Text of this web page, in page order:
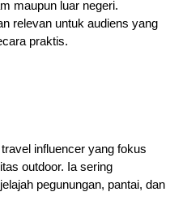
maupun luar negeri.
relevan untuk audiens yang
praktis.
influencer yang fokus
outdoor. Ia sering
pegunungan, pantai, dan